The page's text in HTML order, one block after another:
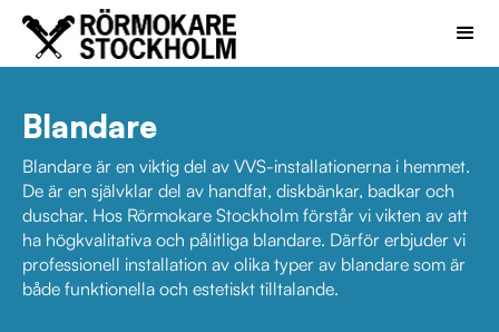
Blandare
Blandare är en viktig del av VVS-installationerna i hemmet.
De är en självklar del av handfat, diskbänkar, badkar och
duschar. Hos Rörmokare Stockholm förstår vi vikten av att
ha högkvalitativa och pålitliga blandare. Därför erbjuder vi
professionell installation av olika typer av blandare som är
både funktionella och estetiskt tilltalande.